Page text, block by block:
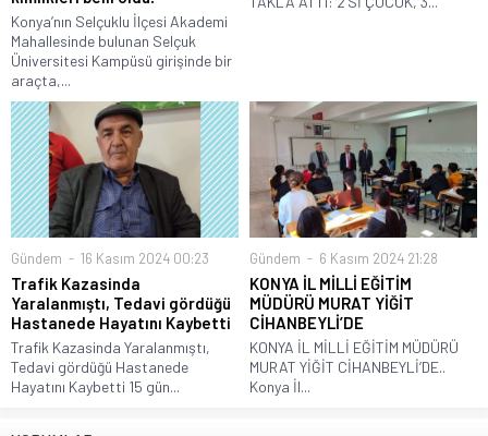
Konya’nın Selçuklu İlçesi Akademi
Mahallesinde bulunan Selçuk
Üniversitesi Kampüsü girişinde bir
araçta,...
Gündem 16 Kasım 2024 00:23
Trafik Kazasinda
Yaralanmıştı, Tedavi gördüğü
Hastanede Hayatını Kaybetti
Trafik Kazasinda Yaralanmıştı,
Tedavi gördüğü Hastanede
Hayatını Kaybetti 15 gün...
Gündem 6 Kasım 2024 21:28
KONYA İL MİLLİ EĞİTİM
MÜDÜRÜ MURAT YİĞİT
CİHANBEYLİ’DE
KONYA İL MİLLİ EĞİTİM MÜDÜRÜ
MURAT YİĞİT CİHANBEYLİ’DE..
Konya İl...